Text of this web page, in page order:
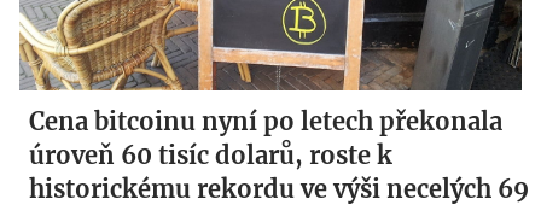
Cena bitcoinu nyní po letech překonala
úroveň 60 tisíc dolarů, roste k
historickému rekordu ve výši necelých 69